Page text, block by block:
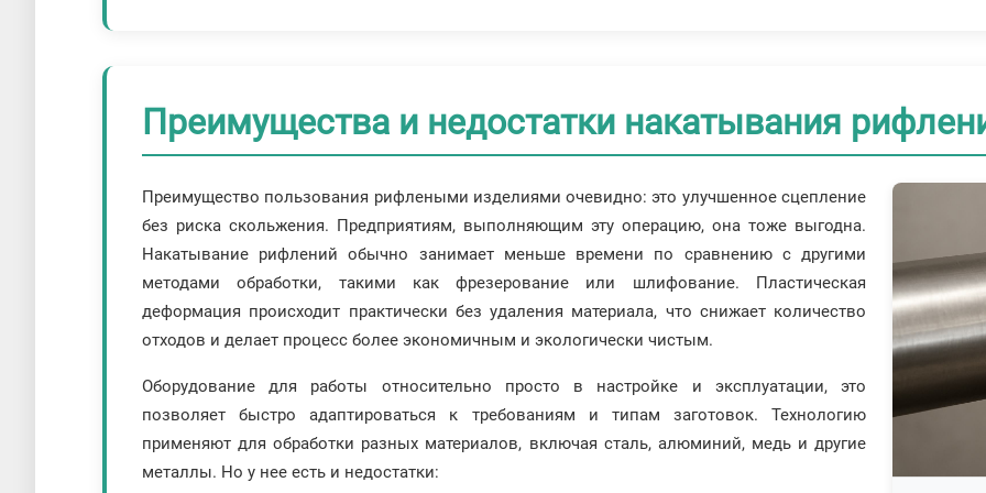
Преимущества и недостатки накатывания
Преимущество пользования рифлеными изделиями очевидно: это улучшенное сцепление
без риска скольжения. Предприятиям, выполняющим эту операцию, она тоже выгодна.
Накатывание рифлений обычно занимает меньше времени по сравнению с другими
методами обработки, такими как фрезерование или шлифование. Пластическая
деформация происходит практически без удаления материала, что снижает количество
отходов и делает процесс более экономичным и экологически чистым.
Оборудование для работы относительно просто в настройке и эксплуатации, это
позволяет быстро адаптироваться к требованиям и типам заготовок. Технологию
применяют для обработки разных материалов, включая сталь, алюминий, медь и другие
металлы. Но у нее есть и недостатки: